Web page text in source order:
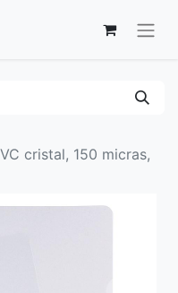
cristal, 150 micras,